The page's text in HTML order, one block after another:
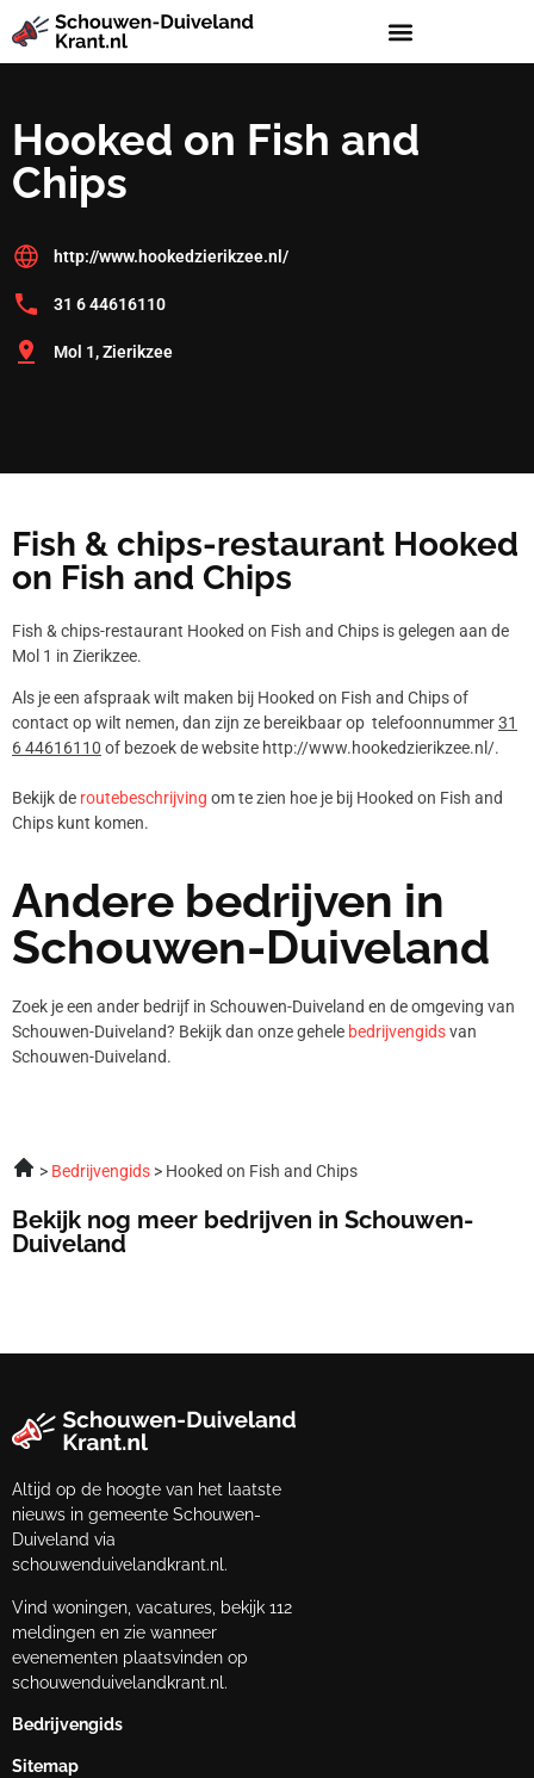
Hooked on Fish and
Chips
http://www.hookedzierikzee.nl/
31 6 44616110
Mol 1, Zierikzee
Fish & chips-restaurant Hooked
on Fish and Chips
Fish & chips-restaurant Hooked on Fish and Chips is gelegen aan de
Mol 1 in Zierikzee.
Als je een afspraak wilt maken bij Hooked on Fish and Chips of
contact op wilt nemen, dan zijn ze bereikbaar op telefoonnummer31
6 44616110 of bezoek de website http://www.hookedzierikzee.nl/.
Bekijk de routebeschrijving om te zien hoe je bij Hooked on Fish and
Chips kunt komen.
Andere bedrijven in
Schouwen-Duiveland
Zoek je een ander bedrijf in Schouwen-Duiveland en de omgeving van
Schouwen-Duiveland? Bekijk dan onze gehele bedrijvengidsvan
Schouwen-Duiveland.
Bedrijvengids Hooked on Fish and Chips
Bekijk nog meer bedrijven in Schouwen-
Duiveland
Altijd op de hoogte van het laatste
nieuws in gemeente Schouwen-
Duiveland via
schouwenduivelandkrant.nl.
Vind woningen, vacatures, bekijk 112
meldingen en zie wanneer
evenementen plaatsvinden op
schouwenduivelandkrant.nl.
Bedrijvengids
Sitemap